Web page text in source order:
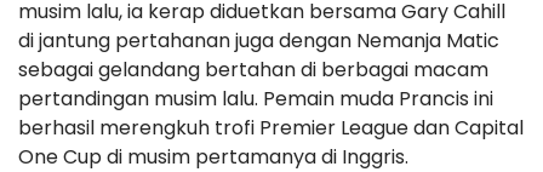
musim lalu, ia kerap diduetkan bersama Gary Cahill
di jantung pertahanan juga dengan Nemanja Matic
sebagai gelandang bertahan di berbagai macam
pertandingan musim lalu. Pemain muda Prancis ini
berhasil merengkuh trofi Premier League dan Capital
One Cup di musim pertamanya di Inggris.